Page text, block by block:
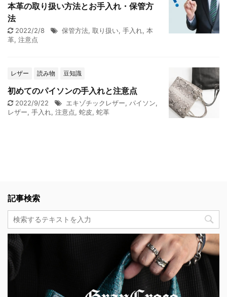
本革の取り扱い方法とお手入れ・保管方
法
2022/2/8 保管方法, 取り扱い, 手入れ, 本
革, 注意点
レザー 読み物 豆知識
初めてのパイソンの手入れと注意点
2022/9/22 エキゾチックレザー, パイソン,
レザー, 手入れ, 注意点, 蛇皮, 蛇革
記事検索